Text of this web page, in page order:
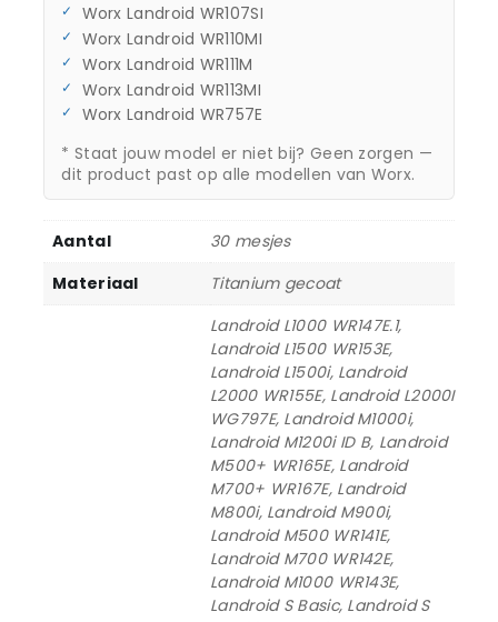
Worx Landroid WR107SI
Worx Landroid WR110MI
Worx Landroid WR111M
Worx Landroid WR113MI
Worx Landroid WR757E
* Staat jouw model er niet bij? Geen zorgen —
dit product past op alle modellen van Worx.
Aantal
30 mesjes
Materiaal
Titanium gecoat
Landroid L1000 WR147E.1,
Landroid L1500 WR153E,
Landroid L1500i, Landroid
L2000 WR155E, Landroid L2000I
WG797E, Landroid M1000i,
Landroid M1200i ID B, Landroid
M500+ WR165E, Landroid
M700+ WR167E, Landroid
M800i, Landroid M900i,
Landroid M500 WR141E,
Landroid M700 WR142E,
Landroid M1000 WR143E,
Landroid S Basic, Landroid S